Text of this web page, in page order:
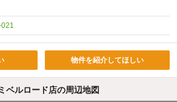
物件を紹介してほしい
ベルロード店の周辺地図